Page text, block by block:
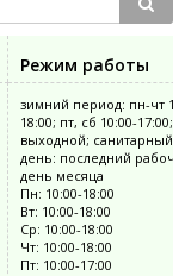
Режим работы
зимний период: пн-чт
18:00; пт, сб 10:00-17:00;
выходной; санитарный
день: последний
день месяца
Пн: 10:00-18:00
Вт: 10:00-18:00
Ср: 10:00-18:00
Чт: 10:00-18:00
Пт: 10:00-17:00